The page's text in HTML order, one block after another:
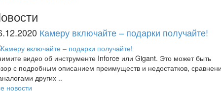
Камеру включайте – подарки получайте!
видео об инструменте Inforce или Gigant. Это может быть
с подробным описанием преимуществ и недостатков,
других ..
новости